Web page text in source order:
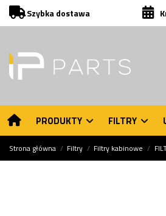
Szybka dostawa
PRODUKTY FILTRY
Strona główna Filtry Filtry kabinowe